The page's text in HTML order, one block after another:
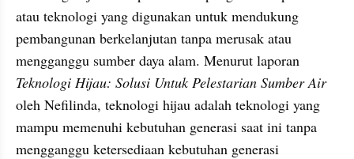
atau teknologi yang digunakan untuk mendukung
pembangunan berkelanjutan tanpa merusak atau
Teknologi Hijau: Solusi Untuk Pelestarian Sumber Air
oleh Nefilinda, teknologi hijau adalah teknologi yang
mampu memenuhi kebutuhan generasi saat ini tanpa
mengganggu ketersediaan kebutuhan generasi